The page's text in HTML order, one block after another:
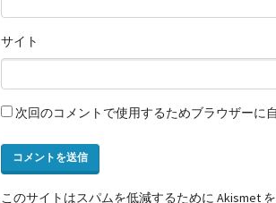
サイト
次回のコメントで使用するためブラウザーに
このサイトはスパムを低減するために Akismet を